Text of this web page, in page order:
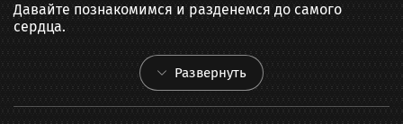
Давайте познакомимся и разденемся до самого
сердца.
Развернуть